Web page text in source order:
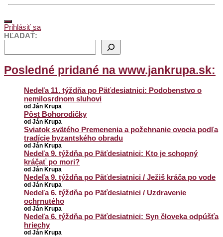
Prihlásiť sa
HĽADAŤ:
Posledné pridané na www.jankrupa.sk:
Nedeľa 11. týždňa po Päťdesiatnici: Podobenstvo o
nemilosrdnom sluhovi
od Ján Krupa
Pôst Bohorodičky
od Ján Krupa
Sviatok svätého Premenenia a požehnanie ovocia podľa
tradície byzantského obradu
od Ján Krupa
Nedeľa 9. týždňa po Päťdesiatnici: Kto je schopný
kráčať po mori?
od Ján Krupa
Nedeľa 9. týždňa po Päťdesiatnici / Ježiš kráča po vode
od Ján Krupa
Nedeľa 6. týždňa po Päťdesiatnici / Uzdravenie
ochrnutého
od Ján Krupa
Nedeľa 6. týždňa po Päťdesiatnici: Syn človeka odpúšťa
hriechy
od Ján Krupa